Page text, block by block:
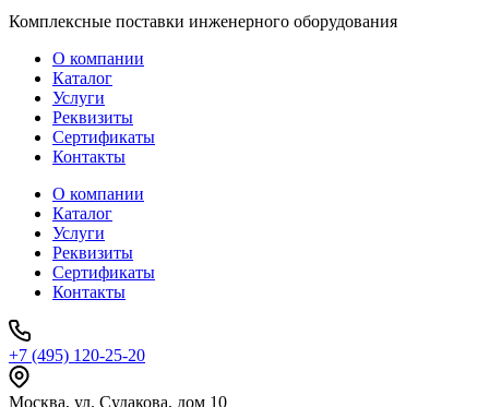
Комплексные поставки инженерного оборудования
О компании
Каталог
Услуги
Реквизиты
Сертификаты
Контакты
О компании
Каталог
Услуги
Реквизиты
Сертификаты
Контакты
+7 (495) 120-25-20
Москва, ул. Судакова, дом 10